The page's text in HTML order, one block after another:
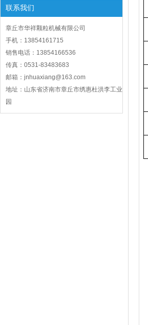
联系我们
章丘市华祥颗粒机械有限公司
手机：13854161715
销售电话：13854166536
传真：0531-83483683
邮箱：jnhuaxiang@163.com
地址：山东省济南市章丘市绣惠杜洪李工业
园